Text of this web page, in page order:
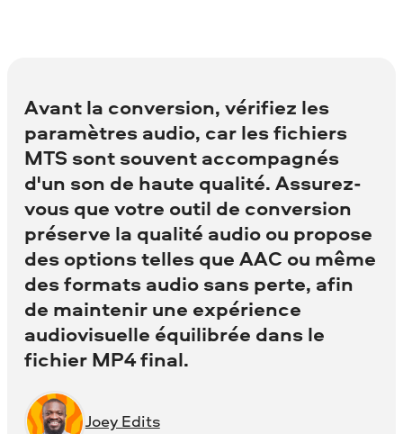
Avant la conversion, vérifiez les
paramètres audio, car les fichiers
MTS sont souvent accompagnés
d'un son de haute qualité. Assurez-
vous que votre outil de conversion
préserve la qualité audio ou propose
des options telles que AAC ou même
des formats audio sans perte, afin
de maintenir une expérience
audiovisuelle équilibrée dans le
fichier MP4 final.
Joey Edits